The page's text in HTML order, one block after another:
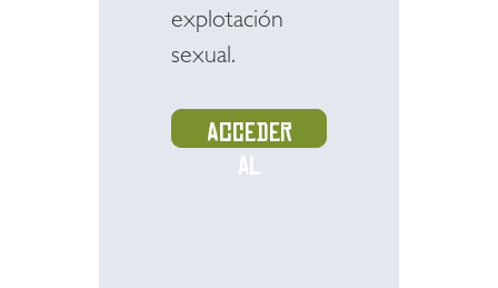
explotación
sexual.
Acceder
al